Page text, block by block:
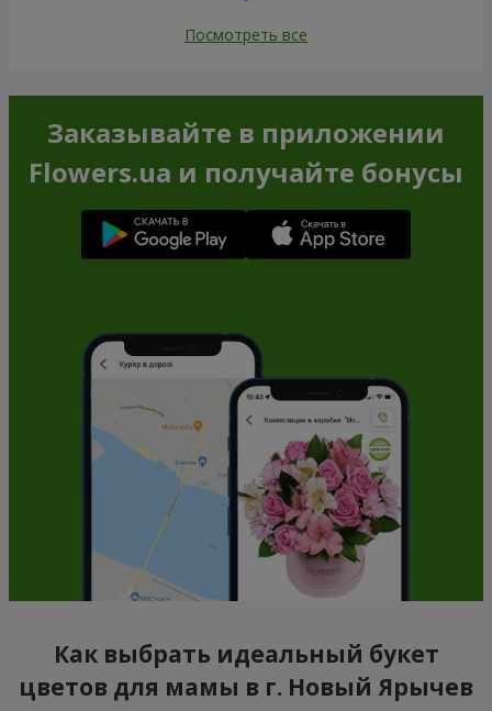
Посмотреть все
Заказывайте в приложении
Flowers.ua и получайте бонусы
Как выбрать идеальный букет
цветов для мамы в г. Новый Ярычев